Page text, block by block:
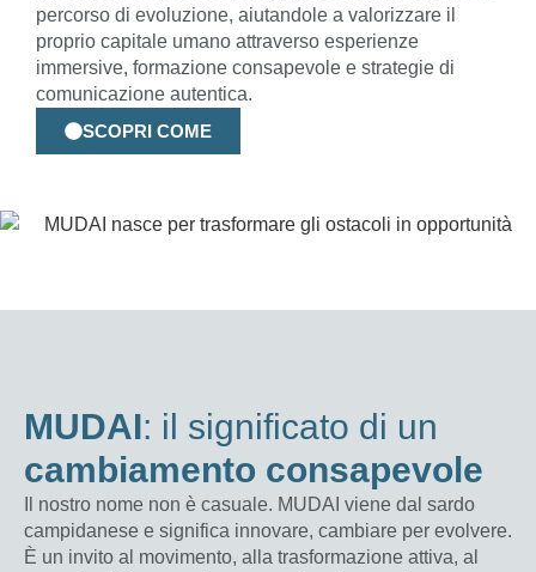
percorso di evoluzione, aiutandole a valorizzare il
proprio capitale umano attraverso esperienze
immersive, formazione consapevole e strategie di
comunicazione autentica.
SCOPRI COME
MUDAI: il significato di un
cambiamento consapevole
Il nostro nome non è casuale. MUDAI viene dal sardo
campidanese e significa innovare, cambiare per evolvere.
È un invito al movimento, alla trasformazione attiva, al